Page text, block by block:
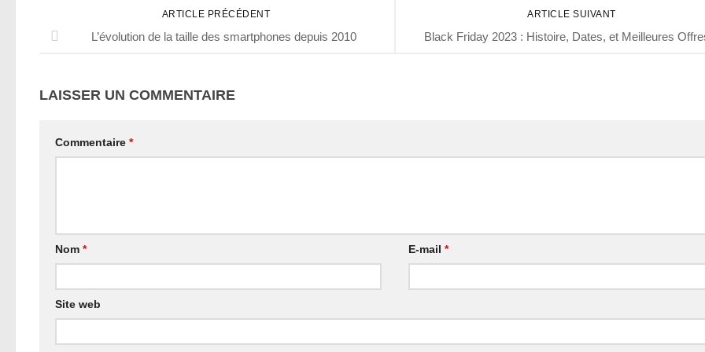
ARTICLE SUIVANT
Black Friday 2023 : Histoire, Dates, et Meilleures
ARTICLE PRÉCÉDENT
L’évolution de la taille des smartphones depuis 2010
LAISSER UN COMMENTAIRE
Commentaire *
Nom * E-mail*
Site web